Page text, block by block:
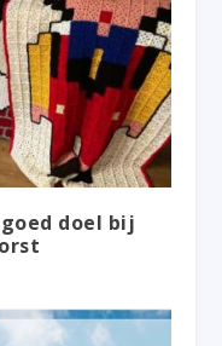
doel bij